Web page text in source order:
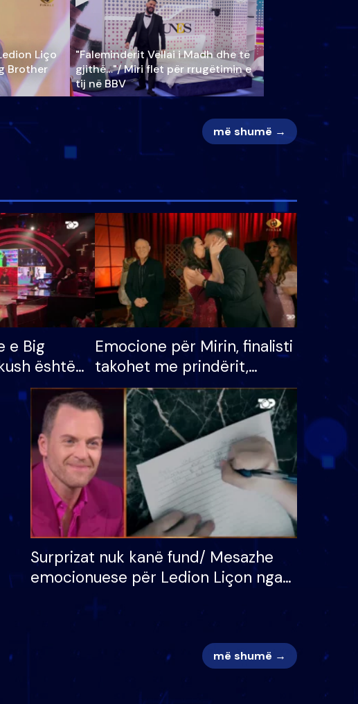
Liço
Brother
"Faleminderit Vëllai i Madh dhe të
gjithë…"/ Miri flet për rrugëtimin e
tij në BBV
më shumë →
e Big
është
lë shtëpinë
për
e madh
Emocione për Mirin, finalisti
takohet me prindërit,
vajzën dhe bashkëshorten:
S’kemi ndonjë letër divorci
apo jo?
Surprizat nuk kanë fund/ Mesazhe
emocionuese për Ledion Liçon nga
më shumë →